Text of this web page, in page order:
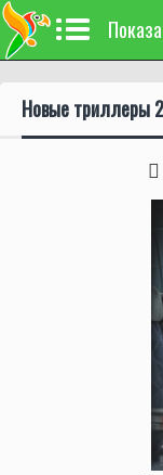
Новые триллеры